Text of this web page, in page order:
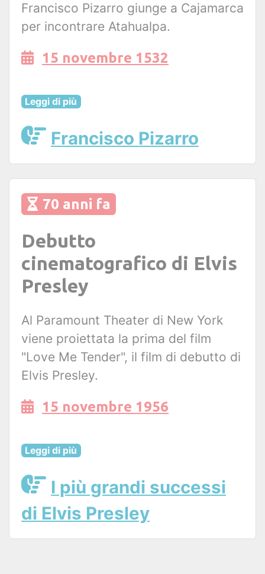
Francisco Pizarro giunge a Cajamarca
per incontrare Atahualpa.
15 novembre 1532
Leggi di più
Francisco Pizarro
70 anni fa
Debutto
cinematografico di Elvis
Presley
Al Paramount Theater di New York
viene proiettata la prima del film
"Love Me Tender", il film di debutto di
Elvis Presley.
15 novembre 1956
Leggi di più
I più grandi successi
di Elvis Presley